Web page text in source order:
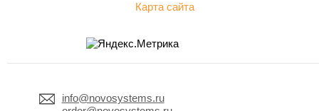
Карта сайта
info@novosystems.ru